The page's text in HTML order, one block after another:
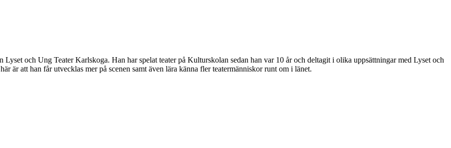
och Ung Teater Karlskoga. Han har spelat teater på Kulturskolan sedan han var 10 år och deltagit i olika uppsättningar med Lyset och
är att han får utvecklas mer på scenen samt även lära känna fler teatermänniskor runt om i länet.